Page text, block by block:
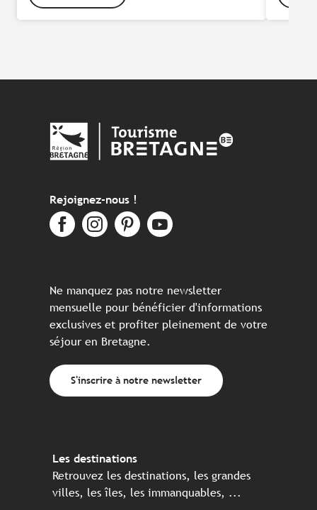
Rejoignez-nous !
Ne manquez pas notre newsletter
mensuelle pour bénéficier d'informations
exclusives et profiter pleinement de votre
séjour en Bretagne.
S'inscrire à notre newsletter
Les destinations
Retrouvez les destinations, les grandes
villes, les îles, les immanquables, ...